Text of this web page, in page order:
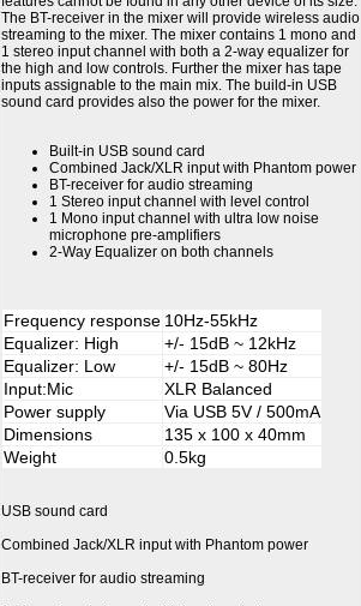
The BT-receiver in the mixer will provide wireless audio
streaming to the mixer. The mixer contains 1 mono and
1 stereo input channel with both a 2-way equalizer for
the high and low controls. Further the mixer has tape
inputs assignable to the main mix. The build-in USB
sound card provides also the power for the mixer.
Built-in USB sound card
Combined Jack/XLR input with Phantom power
BT-receiver for audio streaming
1 Stereo input channel with level control
1 Mono input channel with ultra low noise
microphone pre-amplifiers
2-Way Equalizer on both channels
Frequency response 10Hz-55kHz
Equalizer: High
+/- 15dB ~ 12kHz
Equalizer: Low
+/- 15dB ~ 80Hz
Input:Mic
XLR Balanced
Power supply
Via USB 5V / 500mA
Dimensions
135 x 100 x 40mm
Weight
0.5kg
USB sound card
Combined Jack/XLR input with Phantom power
BT-receiver for audio streaming